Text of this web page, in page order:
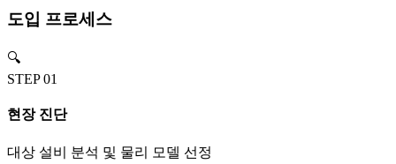
도입 프로세스
🔍
STEP01
현장 진단
대상 설비 분석 및 물리 모델 선정